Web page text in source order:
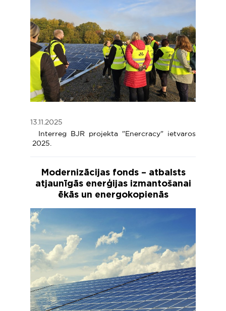
13.11.2025
Interreg BJR projekta "Enercracy" ietvaros
2025.
Modernizācijas fonds – atbalsts
atjaunīgās enerģijas izmantošanai
ēkās un energokopienās